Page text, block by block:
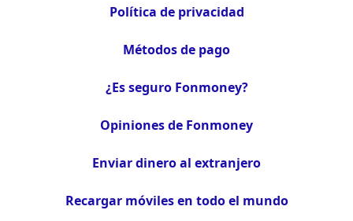
Política de privacidad
Métodos de pago
¿Es seguro Fonmoney?
Opiniones de Fonmoney
Enviar dinero al extranjero
Recargar móviles en todo el mundo